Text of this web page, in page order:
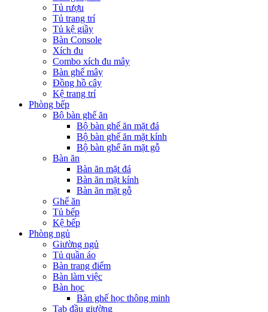
Tủ rượu
Tủ trang trí
Tủ kệ giầy
Bàn Console
Xích đu
Combo xích đu mây
Bàn ghế mây
Đồng hồ cây
Kệ trang trí
Phòng bếp
Bộ bàn ghế ăn
Bộ bàn ghế ăn mặt đá
Bộ bàn ghế ăn mặt kính
Bộ bàn ghế ăn mặt gỗ
Bàn ăn
Bàn ăn mặt đá
Bàn ăn mặt kính
Bàn ăn mặt gỗ
Ghế ăn
Tủ bếp
Kệ bếp
Phòng ngủ
Giường ngủ
Tủ quần áo
Bàn trang điểm
Bàn làm việc
Bàn học
Bàn ghế học thông minh
Tab đầu giường